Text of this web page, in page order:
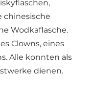
chinesische
Wodkaflasche.
Clowns, eines
Alle konnten als
dienen.